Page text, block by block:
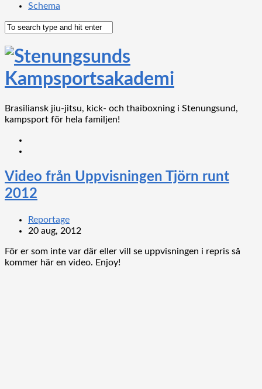
Schema
Brasiliansk jiu-jitsu, kick- och thaiboxning i Stenungsund,
kampsport för hela familjen!
Video från Uppvisningen Tjörn runt
2012
Reportage
20 aug, 2012
För er som inte var där eller vill se uppvisningen i repris så
kommer här en video. Enjoy!